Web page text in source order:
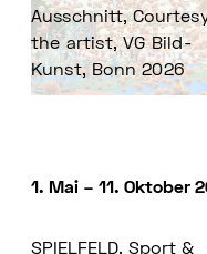
Ausschnitt,
the artist, VG Bild-
Kunst, Bonn 2026
1. Mai – 11. Oktober
SPIELFELD. Sport &